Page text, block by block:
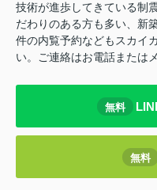
技術が進歩してきている制
だわりのある方も多い、新
件の内覧予約などもスカイ
い。ご連絡はお電話または
無料
無料